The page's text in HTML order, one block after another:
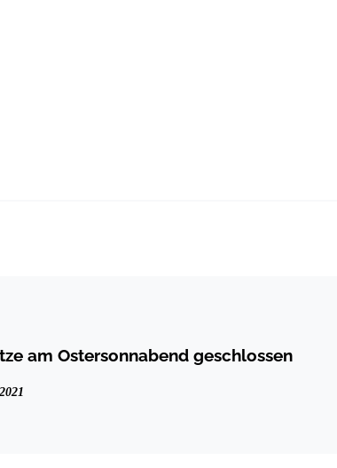
am Ostersonnabend geschlossen